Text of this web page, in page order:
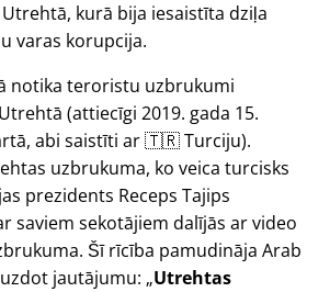
kurā bija iesaistīta dziļa
varas korupcija.
notika teroristu uzbrukumi
(attiecīgi 2019. gada 15.
abi saistīti ar 🇹🇷 Turciju).
uzbrukuma, ko veica turcisks
prezidents Receps Tajips
saviem sekotājiem dalījās ar video
Šī rīcība pamudināja Arab
jautājumu: Utrehtas